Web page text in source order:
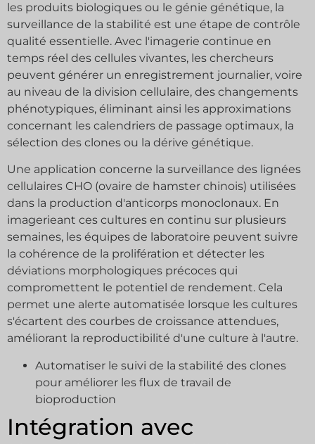
les produits biologiques ou le génie génétique, la
surveillance de la stabilité est une étape de contrôle
qualité essentielle. Avec l'imagerie continue en
temps réel des cellules vivantes, les chercheurs
peuvent générer un enregistrement journalier, voire
au niveau de la division cellulaire, des changements
phénotypiques, éliminant ainsi les approximations
concernant les calendriers de passage optimaux, la
sélection des clones ou la dérive génétique.
Une application concerne la surveillance des lignées
cellulaires CHO (ovaire de hamster chinois) utilisées
dans la production d'anticorps monoclonaux. En
imagerieant ces cultures en continu sur plusieurs
semaines, les équipes de laboratoire peuvent suivre
la cohérence de la prolifération et détecter les
déviations morphologiques précoces qui
compromettent le potentiel de rendement. Cela
permet une alerte automatisée lorsque les cultures
s'écartent des courbes de croissance attendues,
améliorant la reproductibilité d'une culture à l'autre.
Automatiser le suivi de la stabilité des clones
pour améliorer les flux de travail de
bioproduction
Intégration avec